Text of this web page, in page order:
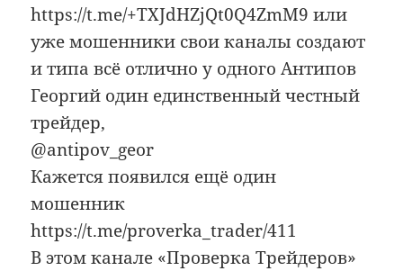
https://t.me/+TXJdHZjQt0Q4ZmM9 или
уже мошенники свои каналы создают
и типа всё отлично у одного Антипов
Георгий один единственный честный
трейдер,
@antipov_geor
Кажется появился ещё один
мошенник
https://t.me/proverka_trader/411
В этом канале «Проверка Трейдеров»